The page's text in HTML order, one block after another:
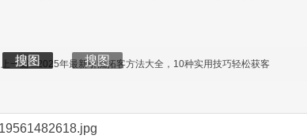
编辑 搜图
搜图
上一篇 2025年最新引流拓客方法大全，10种实用技巧轻松获客